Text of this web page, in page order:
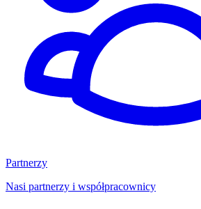
Partnerzy
Nasi partnerzy i współpracownicy